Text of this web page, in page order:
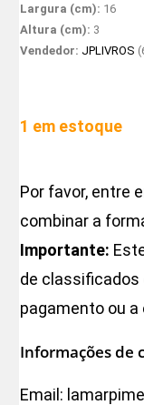
Largura (cm): 16
Altura (cm): 3
Vendedor: JPLIVROS
1 em estoque
Por favor, entre
combinar a
Importante:
de classificados
pagamento ou
Informações de
Email: